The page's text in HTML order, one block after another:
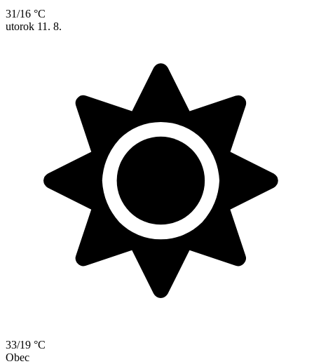
31/16 °C
utorok 11. 8.
33/19 °C
Obec